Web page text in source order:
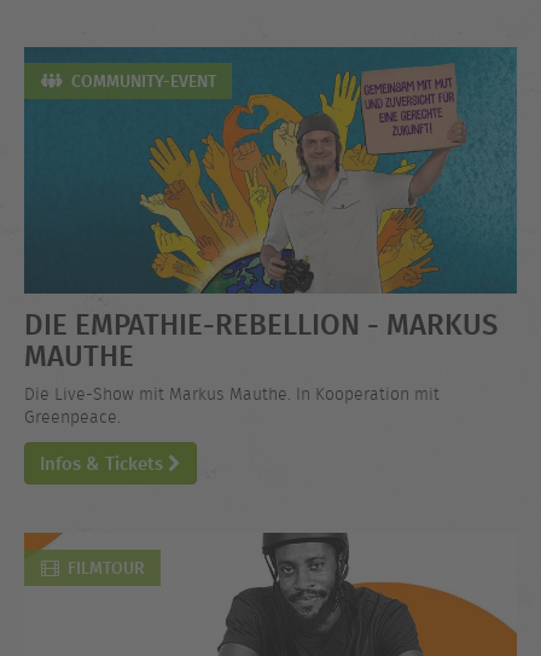
COMMUNITY-EVENT
DIE EMPATHIE-REBELLION - MARKUS
MAUTHE
Die Live-Show mit Markus Mauthe. In Kooperation mit
Greenpeace.
Infos & Tickets
FILMTOUR